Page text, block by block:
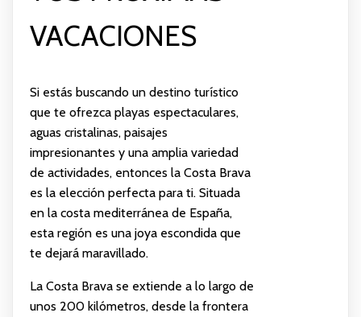
VACACIONES
Si estás buscando un destino turístico
que te ofrezca playas espectaculares,
aguas cristalinas, paisajes
impresionantes y una amplia variedad
de actividades, entonces la Costa Brava
es la elección perfecta para ti. Situada
en la costa mediterránea de España,
esta región es una joya escondida que
te dejará maravillado.
La Costa Brava se extiende a lo largo de
unos 200 kilómetros, desde la frontera